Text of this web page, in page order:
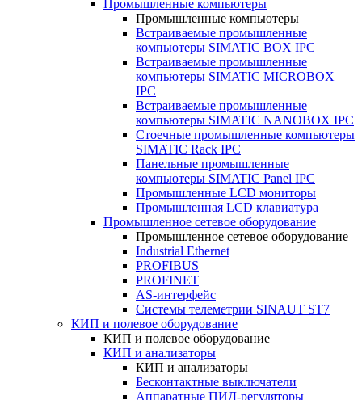
Промышленные компьютеры
Промышленные компьютеры
Встраиваемые промышленные
компьютеры SIMATIC BOX IPC
Встраиваемые промышленные
компьютеры SIMATIC MICROBOX
IPC
Встраиваемые промышленные
компьютеры SIMATIC NANOBOX IPC
Стоечные промышленные компьютеры
SIMATIC Rack IPC
Панельные промышленные
компьютеры SIMATIC Panel IPC
Промышленные LCD мониторы
Промышленная LCD клавиатура
Промышленное сетевое оборудование
Промышленное сетевое оборудование
Industrial Ethernet
PROFIBUS
PROFINET
AS-интерфейс
Системы телеметрии SINAUT ST7
КИП и полевое оборудование
КИП и полевое оборудование
КИП и анализаторы
КИП и анализаторы
Бесконтактные выключатели
Аппаратные ПИД-регуляторы